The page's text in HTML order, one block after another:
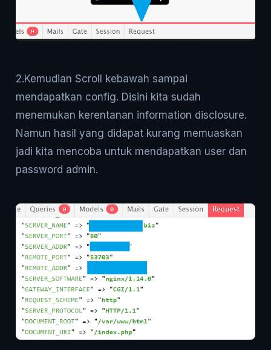
2.Kemudian Scroll kebawah sampai
mendapatkan config. Disini kita sudah
menemukan kerentanan information disclosure.
Namun hasil yang didapat kurang memuaskan
jadi kita mencoba untuk mendapatkan user dan
password admin.